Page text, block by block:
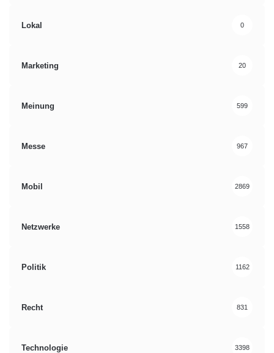
Lokal 0
Marketing 20
Meinung 599
Messe 967
Mobil 2869
Netzwerke 1558
Politik 1162
Recht 831
Technologie 3398